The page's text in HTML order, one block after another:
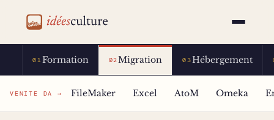
idéesculture
01Formation 02Migration 03Hébergement
VENITE DA → FileMaker Excel AtoM Omeka